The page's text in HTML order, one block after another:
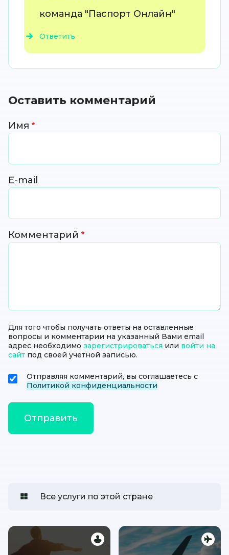
команда "Паспорт Онлайн"
Ответить
Оставить комментарий
Имя
E-mail
Комментарий
Для того чтобы получать ответы на оставленные
вопросы и комментарии на указанный Вами email
адрес необходимо зарегистрироваться или войти на
сайт под своей учетной записью.
Отправляя комментарий, вы соглашаетесь с
Политикой конфиденциальности
Все услуги по этой стране